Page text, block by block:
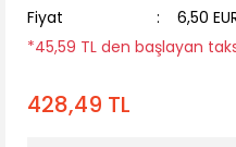
Fiyat
6,50
*45,59 TL den başlayan
428,49 TL